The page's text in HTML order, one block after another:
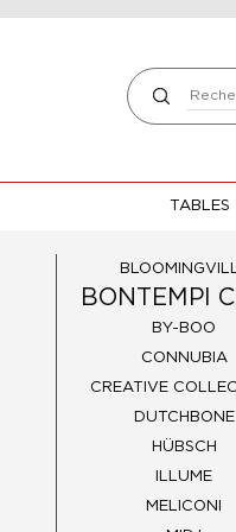
TABLES
BONTEMPI
BY-BOO
CONNUBIA
CREATIVE
DUTCHBONE
HÜBSCH
ILLUME
MELICONI